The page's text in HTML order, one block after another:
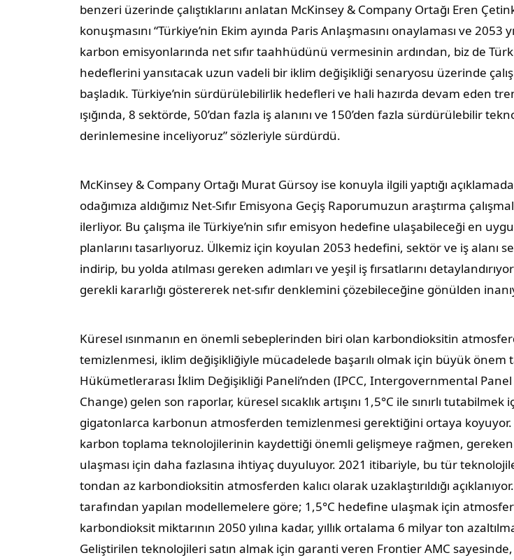
benzeri üzerinde çalıştıklarını anlatan McKinsey & Company Ortağı Eren
konuşmasını “Türkiye’nin Ekim ayında Paris Anlaşmasını onaylaması ve 2053
karbon emisyonlarında net sıfır taahhüdünü vermesinin ardından, biz de
hedeflerini yansıtacak uzun vadeli bir iklim değişikliği senaryosu üzerinde
başladık. Türkiye’nin sürdürülebilirlik hedefleri ve hali hazırda devam eden
ışığında, 8 sektörde, 50’dan fazla iş alanını ve 150’den fazla sürdürülebilir
derinlemesine inceliyoruz” sözleriyle sürdürdü.
McKinsey & Company Ortağı Murat Gürsoy ise konuyla ilgili yaptığı
odağımıza aldığımız Net-Sıfır Emisyona Geçiş Raporumuzun araştırma
ilerliyor. Bu çalışma ile Türkiye’nin sıfır emisyon hedefine ulaşabileceği en
planlarını tasarlıyoruz. Ülkemiz için koyulan 2053 hedefini, sektör ve iş alanı
indirip, bu yolda atılması gereken adımları ve yeşil iş fırsatlarını
gerekli kararlığı göstererek net-sıfır denklemini çözebileceğine gönülden
Küresel ısınmanın en önemli sebeplerinden biri olan karbondioksitin
temizlenmesi, iklim değişikliğiyle mücadelede başarılı olmak için büyük önem
Hükümetlerarası İklim Değişikliği Paneli’nden (IPCC, Intergovernmental
Change) gelen son raporlar, küresel sıcaklık artışını 1,5°C ile sınırlı tutabilmek
gigatonlarca karbonun atmosferden temizlenmesi gerektiğini ortaya
karbon toplama teknolojilerinin kaydettiği önemli gelişmeye rağmen,
ulaşması için daha fazlasına ihtiyaç duyuluyor. 2021 itibariyle, bu tür
tondan az karbondioksitin atmosferden kalıcı olarak uzaklaştırıldığı
tarafından yapılan modellemelere göre; 1,5°C hedefine ulaşmak için
karbondioksit miktarının 2050 yılına kadar, yıllık ortalama 6 milyar ton
Geliştirilen teknolojileri satın almak için garanti veren Frontier AMC